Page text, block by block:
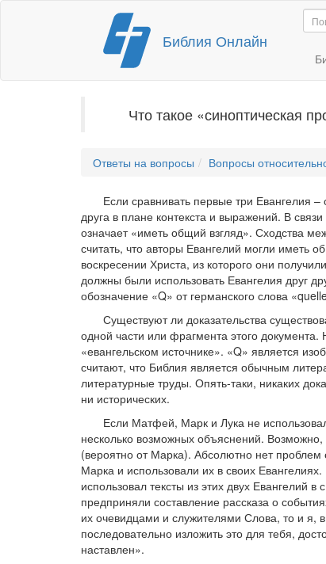
Перейти
содержимому
Библия Онлайн
Что такое «синоптическая
Ответы на вопросы Вопросы
Если сравнивать первые три Евангелия
друга в плане контекста и выражений. В
означает «иметь общий взгляд». Сходства
считать, что авторы Евангелий могли иметь
воскресении Христа, из которого они
должны были использовать Евангелия друг
обозначение «Q» от германского слова
Существуют ли доказательства
одной части или фрагмента этого
«евангельском источнике». «Q» является
считают, что Библия является обычным
литературные труды. Опять-таки, никаких
ни исторических.
Если Матфей, Марк и Лука не
несколько возможных объяснений.
(вероятно от Марка). Абсолютно нет
Марка и использовали их в своих
использовал тексты из этих двух Евангелий
предприняли составление рассказа о
их очевидцами и служителями Слова, то и я,
последовательно изложить это для тебя,
наставлен».